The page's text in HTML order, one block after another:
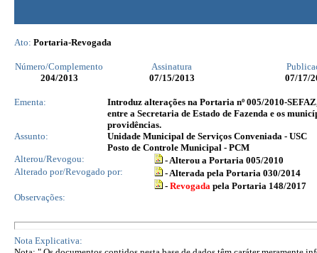
Ato: Portaria-Revogada
Número/Complemento Assinatura
204/2013 07/15/2013 07/17/
Ementa:
Introduz alterações na Portaria nº 005/2010-
entre a Secretaria de Estado de Fazenda e os
providências.
Assunto:
Unidade Municipal de Serviços Conveniada - USC
Posto de Controle Municipal - PCM
Alterou/Revogou:
- Alterou a Portaria 005/2010
Alterado por/Revogado por:
- Alterada pela Portaria 030/2014
- Revogada pela Portaria 148/2017
Observações:
Nota Explicativa: